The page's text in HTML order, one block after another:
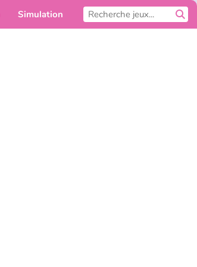
Simulation